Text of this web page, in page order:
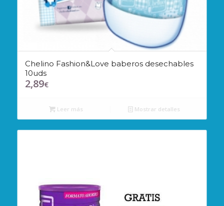
Chelino Fashion&Love baberos desechables
10uds
2,89€
Leer más Mostrar detalles